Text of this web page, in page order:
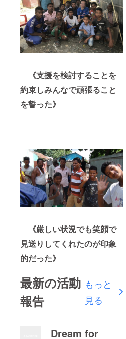
《支援を検討することを
約束しみんなで頑張ること
を誓った》
《厳しい状況でも笑顔で
見送りしてくれたのが印象
的だった》
最新の活動
報告
もっと
見る
Dream for